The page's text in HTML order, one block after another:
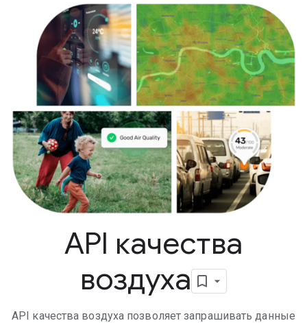
API качества
воздуха
API качества воздуха позволяет запрашивать данные